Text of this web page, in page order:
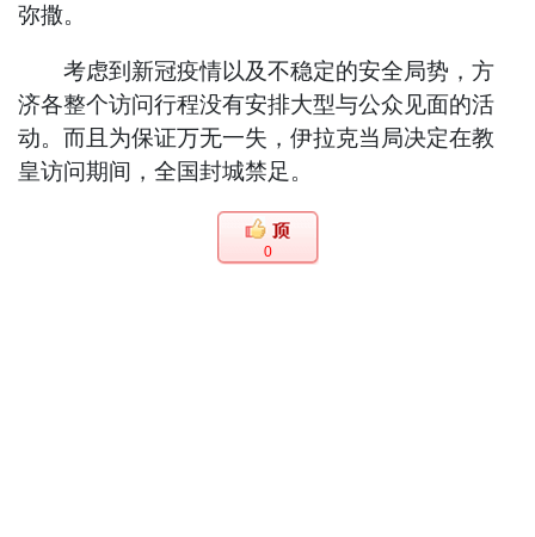
弥撒。
考虑到新冠疫情以及不稳定的安全局势，方
济各整个访问行程没有安排大型与公众见面的活
动。而且为保证万无一失，伊拉克当局决定在教
皇访问期间，全国封城禁足。
0